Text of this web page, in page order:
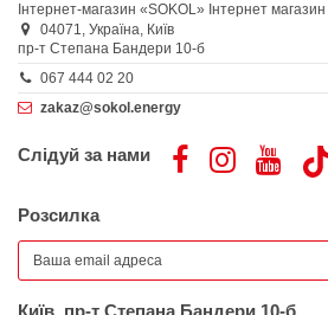
Інтернет-магазин «SOKOL» Інтернет магазин
04071, Україна, Київ
пр-т Степана Бандери 10-б
067 444 02 20
zakaz@sokol.energy
Слідуй за нами
Розсилка